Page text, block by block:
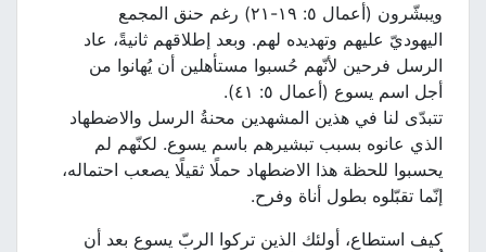
ويبشّرون (أعمال ٥: ١٩-٢١) رغم حنق المجمع
اليهوديّ عليهم وتهديده لهم. وبعد إطلاقهم ثانيةً، عاد
الرسل فرحين لأنّهم حُسبوا مستأهلين أن يُهانوا من
أجل اسم يسوع (أعمال ٥: ٤١).
تتبدّى لنا في هذين المشهدين محنةُ الرسل والاضطهاد
الذي عانوه بسبب تبشيرهم باسم يسوع. لكنّهم لم
يحسبوا للحظة هذا الاضطهاد حملًا ثقيلًا يصعب احتماله،
إنّما تقبّلوه بطول أناة وفرح.
كيف استطاع، أولئك الذين تركوا الربّ يسوع بعد أن